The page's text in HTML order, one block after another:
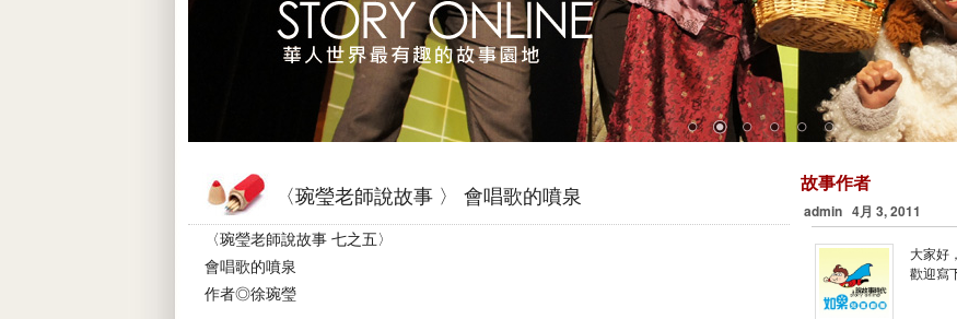
〈琬瑩老師說故事 〉 會唱歌的噴泉
〈琬瑩老師說故事 七之五〉
會唱歌的噴泉
作者◎徐琬瑩
故事作者
admin 4月 3, 2011
大家好
歡迎寫